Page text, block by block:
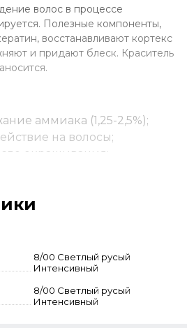
волос в процессе
Полезные компоненты,
восстанавливают кортекс
и придают блеск. Краситель
аммиака (1,25-2,5%);
на волосы;
окрашивания;
выравнивает и
с окислителем.
по длине. Выдержите
с использованием шампуня.
наносите краситель в
8/00 Светлый русый
Интенсивный
8/00 Светлый русый
Интенсивный